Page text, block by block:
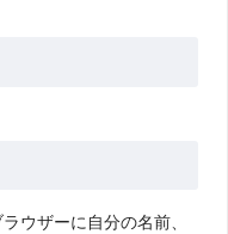
ウザーに自分の名前、